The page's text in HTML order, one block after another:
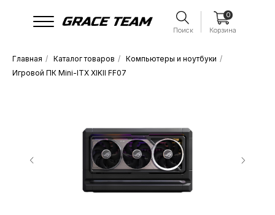
Поиск Корзина
0
Главная / Каталог товаров / Компьютеры и ноутбуки /
Игровой ПК Mini-ITX XIKII FF07